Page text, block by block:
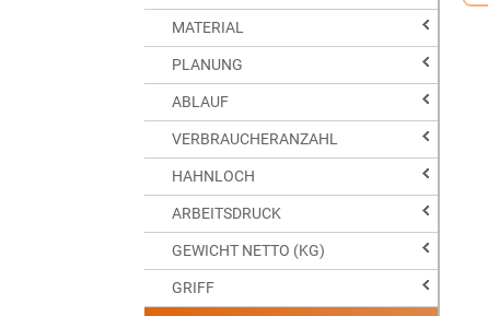
MATERIAL
PLANUNG
ABLAUF
VERBRAUCHERANZAHL
HAHNLOCH
ARBEITSDRUCK
GEWICHT NETTO (KG)
GRIFF